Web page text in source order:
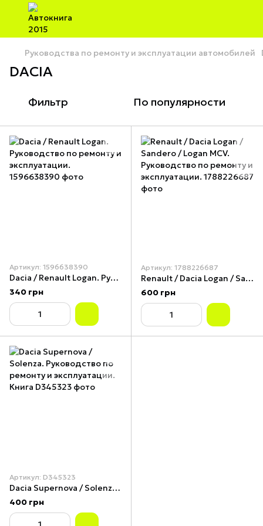
Руководства по ремонту и эксплуатации автомобилей
DACIA
Фильтр По популярности
Артикул: 1596638390
Dacia / Renault Logan. Руководство по ремонту и эксплуатации.
340 грн
Артикул: 1788226687
Renault / Dacia Logan / Sandero / Logan MCV. Руководство по ремонту и эксплуатации.
600 грн
Артикул: D345323
Dacia Supernova / Solenza. Руководство по ремонту и эксплуатации. Книга
400 грн